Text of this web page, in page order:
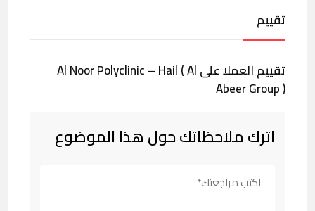
تقييم
تقييم العملا على Al Noor Polyclinic – Hail ( Al
Abeer Group )
اترك ملاحظاتك حول هذا الموضوع